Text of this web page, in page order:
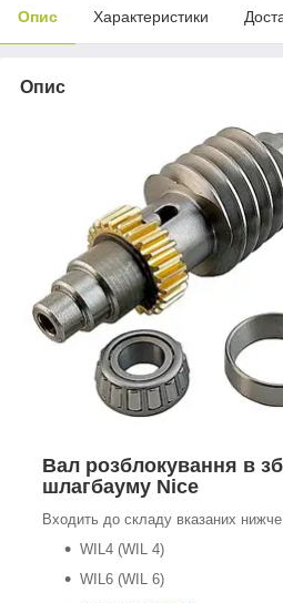
Опис Характеристики
Опис
Вал розблокування в
шлагбауму Nice
Входить до складу вказаних
WIL4 (WIL 4)
WIL6 (WIL 6)